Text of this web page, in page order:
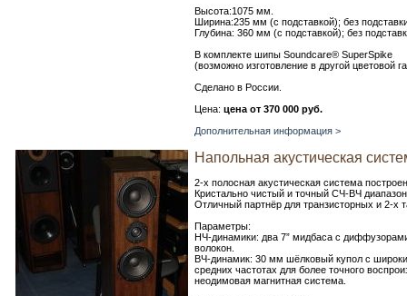
Высота:1075 мм.
Ширина:235 мм (с подставкой); без
Глубина: 360 мм (с подставкой); без
В комплекте шипы Soundcare® SuperSpike
(возможно изготовление в другой цветовой
Сделано в России.
Цена: цена от 370 000 руб.
Дополнительная информация >
Напольная акустическая
2-х полосная акустическая система
Кристально чистый и точный СЧ-ВЧ
Отличный партнёр для транзисторных и 2-х
Параметры:
НЧ-динамики: два 7” мидбаса с
волокон.
ВЧ-динамик: 30 мм шёлковый купол с
средних частотах для более точного
неодимовая магнитная система.